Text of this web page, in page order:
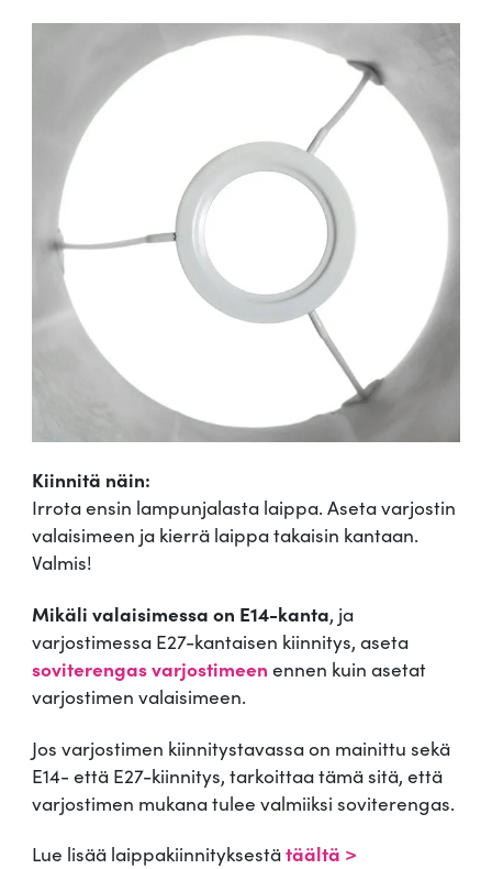
Kiinnitä näin:
Irrota ensin lampunjalasta laippa. Aseta varjostin
valaisimeen ja kierrä laippa takaisin kantaan.
Valmis!
Mikäli valaisimessa on E14-kanta, ja
varjostimessa E27-kantaisen kiinnitys, aseta
soviterengas varjostimeen ennen kuin asetat
varjostimen valaisimeen.
Jos varjostimen kiinnitystavassa on mainittu sekä
E14- että E27-kiinnitys, tarkoittaa tämä sitä, että
varjostimen mukana tulee valmiiksi soviterengas.
Lue lisää laippakiinnityksestätäältä >